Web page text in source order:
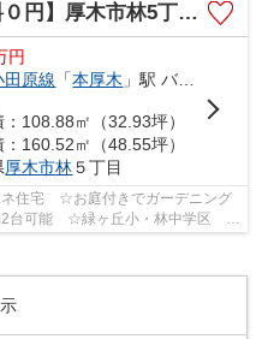
市林5丁目1期 新築一戸建て 全3棟
円
田原線 「本厚木 」駅 バス14分 「穴口橋」 停歩8分
108.88㎡（32.93坪）
160.52㎡（48.55坪）
厚木市林５丁目
ネ住宅 ☆お庭付きでガーデニング
台可能 ☆緑ヶ丘小・林中学区